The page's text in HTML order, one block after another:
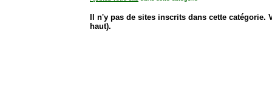
Il n'y pas de sites inscrits dans cette
haut).